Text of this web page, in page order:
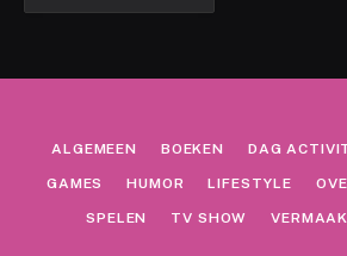
ALGEMEEN BOEKEN DAG
GAMES HUMOR LIFESTYLE
SPELEN TV SHOW VERMAAK